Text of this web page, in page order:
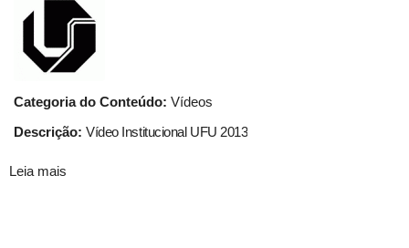
Categoria do Conteúdo: Vídeos
Descrição: Vídeo Institucional UFU 2013
Leia mais